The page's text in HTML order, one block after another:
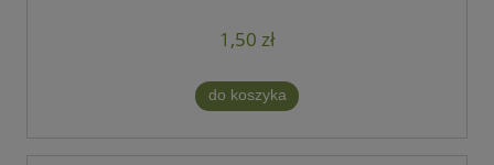
1,50 zł
do koszyka